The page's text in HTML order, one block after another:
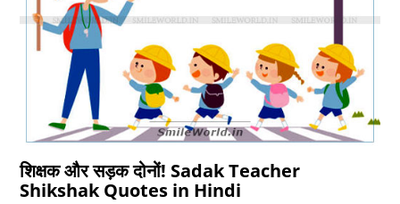
शिक्षक और सड़क दोनों! Sadak Teacher
Shikshak Quotes in Hindi